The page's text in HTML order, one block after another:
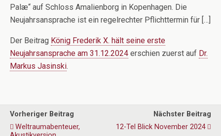
Palæ“ auf Schloss Amalienborg in Kopenhagen. Die
Neujahrsansprache ist ein regelrechter Pflichttermin für […]
Der Beitrag König Frederik X. hält seine erste
Neujahrsansprache am 31.12.2024 erschien zuerst auf Dr.
Markus Jasinski.
Vorheriger Beitrag
Weltraumabenteuer,
Nächster Beitrag
12-Tel Blick November 2024